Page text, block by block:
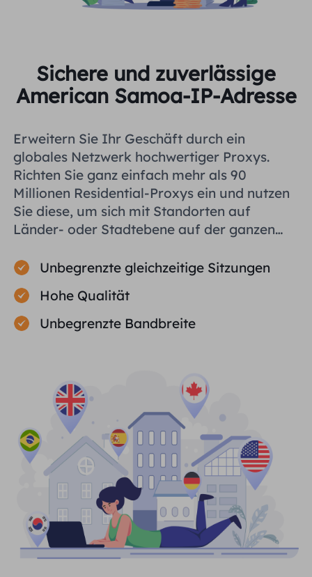
Sichere und zuverlässige
American Samoa-IP-Adresse
Erweitern Sie Ihr Geschäft durch ein
globales Netzwerk hochwertiger Proxys.
Richten Sie ganz einfach mehr als 90
Millionen Residential-Proxys ein und nutzen
Sie diese, um sich mit Standorten auf
Länder- oder Stadtebene auf der ganzen
effizienten Erfassung öffentlicher Daten zu
helfen.
Unbegrenzte gleichzeitige Sitzungen
Hohe Qualität
Unbegrenzte Bandbreite